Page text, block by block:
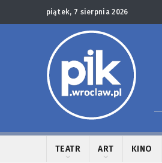
piątek, 7 sierpnia 2026
TEATR ART KINO